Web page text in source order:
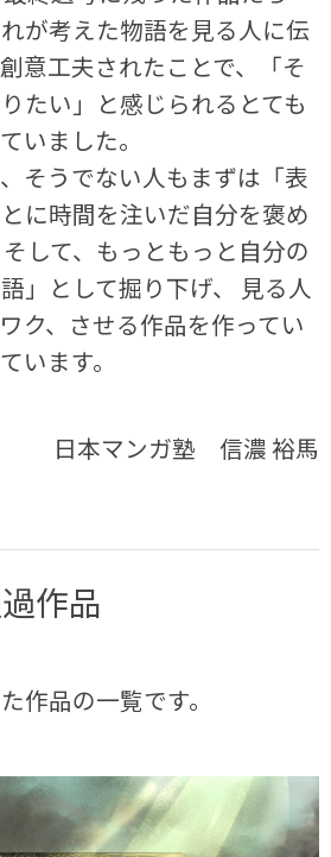
が考えた物語を見る人に伝
意工夫されたことで、「そ
たい」と感じられるとても
いました。
そうでない人もまずは「表
に時間を注いだ自分を褒め
して、もっともっと自分の
」として掘り下げ、 見る人
ク、させる作品を作ってい
います。
日本マンガ塾 信濃 裕馬
作品
作品の一覧です。